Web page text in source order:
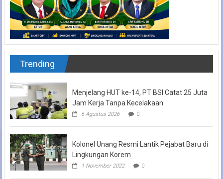
Trending
Menjelang HUT ke-14, PT BSI Catat 25 Juta
Jam Kerja Tanpa Kecelakaan
6 Agustus 2026 0
Kolonel Unang Resmi Lantik Pejabat Baru di
Lingkungan Korem
1 November 2022 0